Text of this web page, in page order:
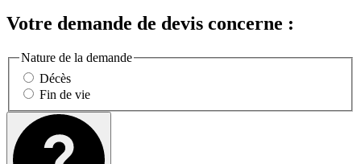
Votre demande de devis concerne :
Nature de la demande
Décès
Fin de vie